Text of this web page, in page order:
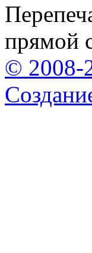
прямой
© 2008-